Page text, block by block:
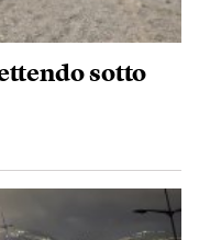
sotto